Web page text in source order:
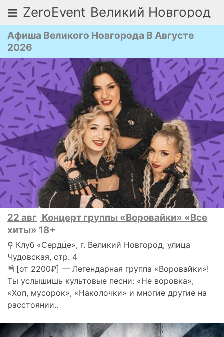
≡ ZeroEvent Великий Новгород
Афиша Великого Новгорода В Августе
2026
22 авг Концерт группы «Воровайки» «Все
хиты» 18+
⚲ Клуб «Сердце», г. Великий Новгород, улица
Чудовская, стр. 4
🗎 [от 2200₽] — Легендарная группа «Воровайки»!
Ты услышишь культовые песни: «Не воровка»,
«Хоп, мусорок», «Наколочки» и многие другие на
расстоянии..